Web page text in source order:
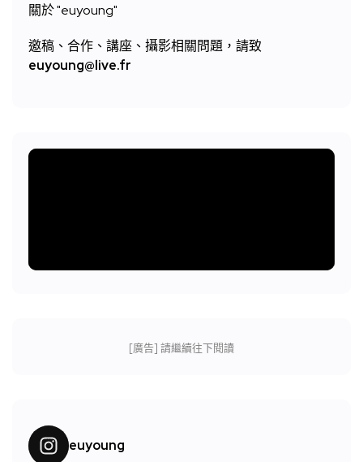
關於 "euyoung"
邀稿、合作、講座、攝影相關問題，請致
euyoung@live.fr
[廣告] 請繼續往下閱讀
euyoung